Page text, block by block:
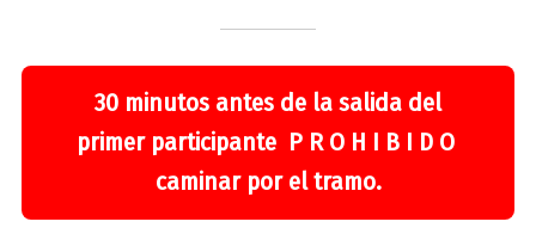
30 minutos antes de la salida del
primer participante P R O H I B I D O
caminar por el tramo.